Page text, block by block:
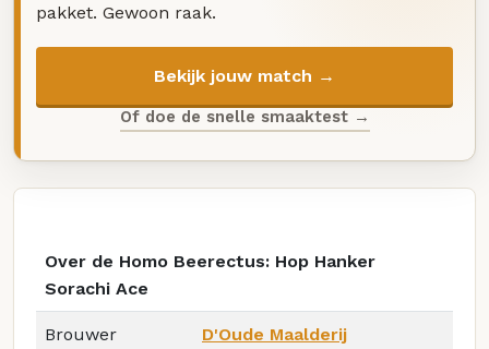
pakket. Gewoon raak.
Bekijk jouw match →
Of doe de snelle smaaktest →
Over de Homo Beerectus: Hop Hanker
Sorachi Ace
Brouwer D'Oude Maalderij